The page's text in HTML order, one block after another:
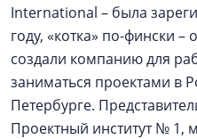
International – была
году, «котка» по-фински
создали компанию для
заниматься проектами в
Петербурге.
Проектный институт № 1,